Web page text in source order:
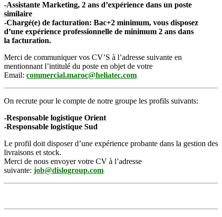
-Assistante Marketing, 2 ans d’expérience dans un poste
similaire
-Chargé(e) de facturation: Bac+2 minimum, vous disposez
d’une expérience professionnelle de minimum 2 ans dans
la facturation.
Merci de communiquer vos CV’S à l’adresse suivante en
mentionnant l’intitulé du poste en objet de votre
Email: commercial.maroc@heliatec.com
On recrute pour le compte de notre groupe les profils suivants:
-Responsable logistique Orient
-Responsable logistique Sud
Le profil doit disposer d’une expérience probante dans la gestion des
livraisons et stock.
Merci de nous envoyer votre CV à l’adresse
suivante: job@dislogroup.com